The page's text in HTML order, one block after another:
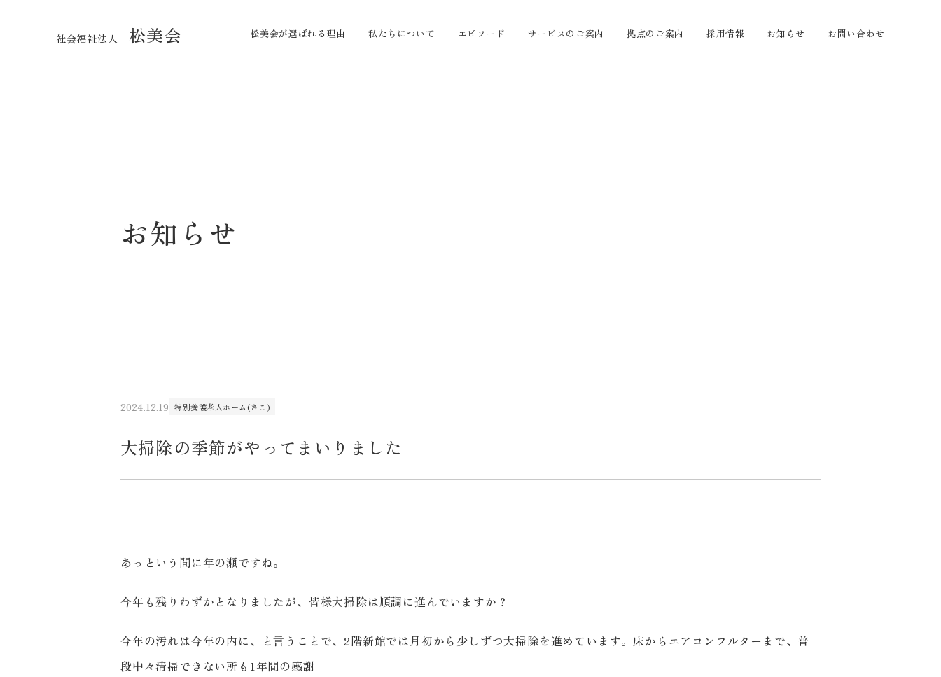
社会福祉法人 松美会 松美会が選ばれる理由 私たちについて エピソード サービスのご案内 拠点のご案内 採用情報 お知らせ お問い合わせ
お知らせ
2024.12.19 特別養護老人ホーム(さこ)
大掃除の季節がやってまいりました
あっという間に年の瀬ですね。
今年も残りわずかとなりましたが、皆様大掃除は順調に進んでいますか？
今年の汚れは今年の内に、と言うことで、2階新館では月初から少しずつ大掃除を進めています。床からエアコンフルターまで、普
段中々清掃できない所も1年間の感謝